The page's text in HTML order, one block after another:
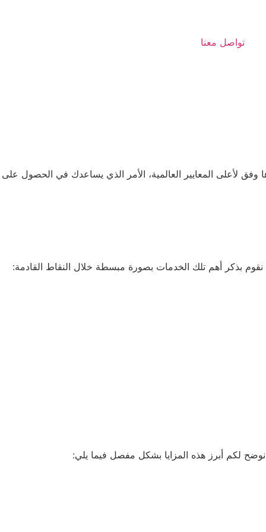
تواصل معنا
وفق لأعلى المعايير العالمية، الأمر الذي يساعدك في الحصول على
بذكر أهم تلك الخدمات بصورة مبسطة خلال النقاط القادمة:
لكم أبرز هذه المزايا بشكل مفصل فيما يلي: